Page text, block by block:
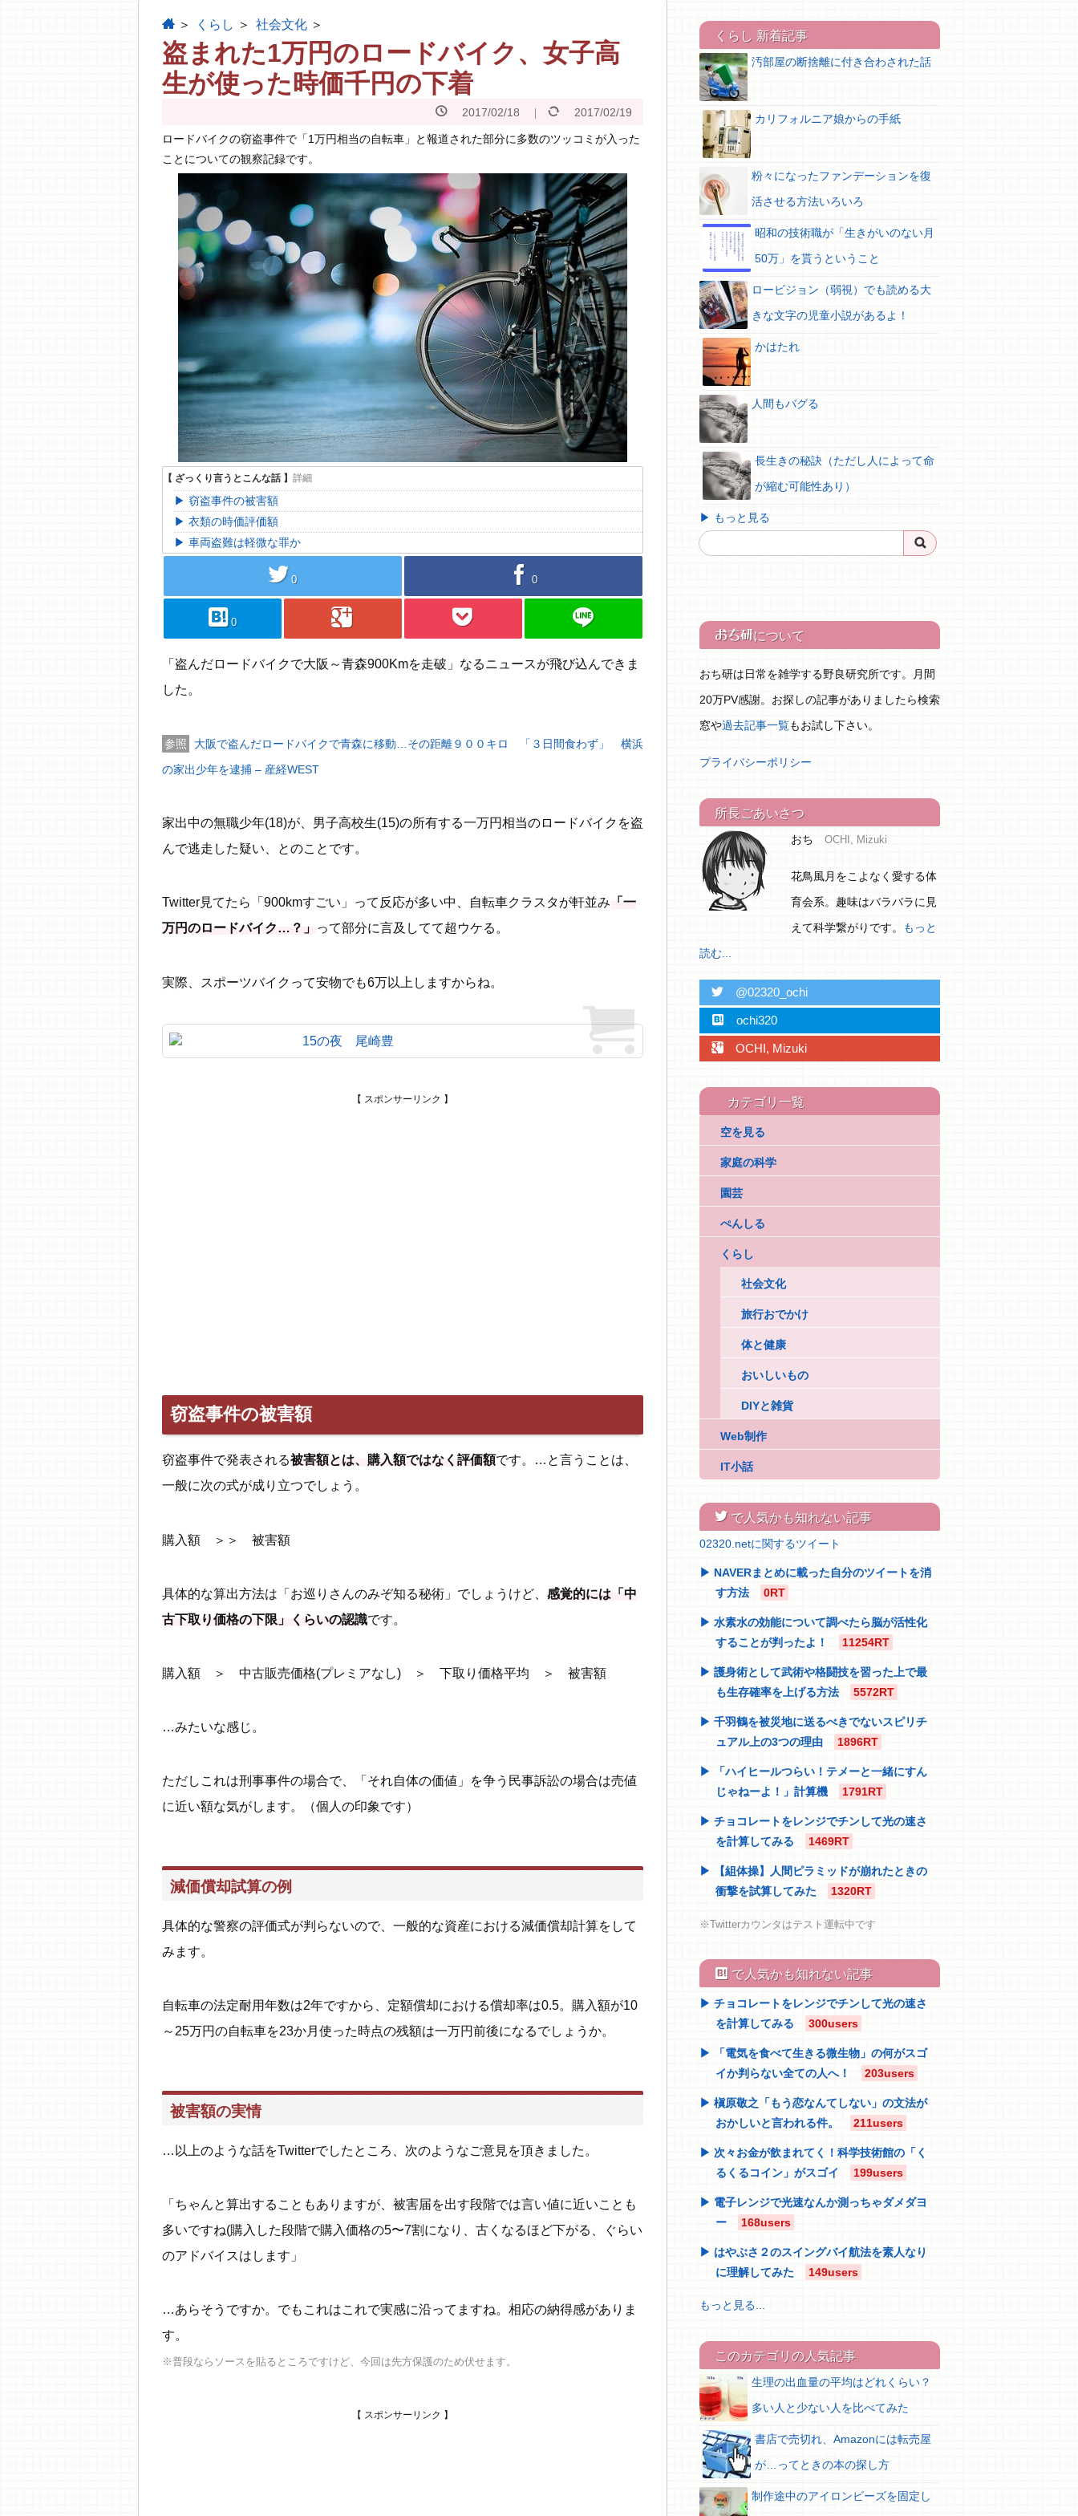
home くらし 社会文化
盗まれた1万円のロードバイク、女子高
生が使った時価千円の下着
2017/02/18 2017/02/19
ロードバイクの窃盗事件で「1万円相当の自転車」と報道された部分に多数のツッコミが入った
ことについての観察記録です。
窃盗事件の被害額
衣類の時価評価額
車両盗難は軽微な罪か
twitter 0 facebook 0
hatebu 0 googleplus pocket line
「盗んだロードバイクで大阪～青森900Kmを走破」なるニュースが飛び込んできま
した。
大阪で盗んだロードバイクで青森に移動…その距離９００キロ 「３日間食わず」 横浜
の家出少年を逮捕 – 産経WEST
家出中の無職少年(18)が、男子高校生(15)の所有する一万円相当のロードバイクを盗
んで逃走した疑い、とのことです。
Twitter見てたら「900kmすごい」って反応が多い中、自転車クラスタが軒並み 「一
万円のロードバイク…？」 って部分に言及してて超ウケる。
実際、スポーツバイクって安物でも6万以上しますからね。
15の夜 尾崎豊
窃盗事件の被害額
窃盗事件で発表される被害額とは、購入額ではなく評価額です。…と言うことは、
一般に次の式が成り立つでしょう。
購入額 ＞＞ 被害額
具体的な算出方法は「お巡りさんのみぞ知る秘術」でしょうけど、 感覚的には「中
古下取り価格の下限」くらいの認識です。
購入額 ＞ 中古販売価格(プレミアなし) ＞ 下取り価格平均 ＞ 被害額
…みたいな感じ。
ただしこれは刑事事件の場合で、「それ自体の価値」を争う民事訴訟の場合は売値
に近い額な気がします。（個人の印象です）
減価償却試算の例
具体的な警察の評価式が判らないので、一般的な資産における減価償却計算をして
みます。
自転車の法定耐用年数は2年ですから、定額償却における償却率は0.5。購入額が10
～25万円の自転車を23か月使った時点の残額は一万円前後になるでしょうか。
被害額の実情
…以上のような話をTwitterでしたところ、次のようなご意見を頂きました。
「ちゃんと算出することもありますが、被害届を出す段階では言い値に近いことも
多いですね(購入した段階で購入価格の5〜7割になり、古くなるほど下がる、ぐらい
のアドバイスはします」
…あらそうですか。でもこれはこれで実感に沿ってますね。相応の納得感がありま
す。
※普段ならソースを貼るところですけど、今回は先方保護のため伏せます。
くらし 新着記事
汚部屋の断捨離に付き合わされた話
カリフォルニア娘からの手紙
粉々になったファンデーションを復
活させる方法いろいろ
昭和の技術職が「生きがいのない月
50万」を貰うということ
ロービジョン（弱視）でも読める大
きな文字の児童小説があるよ！
かはたれ
人間もバグる
長生きの秘訣（ただし人によって命
が縮む可能性あり）
▶ もっと見る
おち研について
おち研は日常を雑学する野良研究所です。月間
20万PV感謝。お探しの記事がありましたら検索
窓や過去記事一覧もお試し下さい。
プライバシーポリシー
所長ごあいさつ
おち OCHI, Mizuki
花鳥風月をこよなく愛する体
育会系。趣味はバラバラに見
えて科学繋がりです。
もっと
読む...
twitter @02320_ochi
hatebu ochi320
googleplus OCHI, Mizuki
カテゴリ一覧
空を見る
家庭の科学
園芸
ぺんしる
くらし
社会文化
旅行おでかけ
体と健康
おいしいもの
DIYと雑貨
Web制作
IT小話
twitterで人気かも知れない記事
02320.netに関するツイート
NAVERまとめに載った自分のツイートを消
す方法
0RT
水素水の効能について調べたら脳が活性化
することが判ったよ！
11254RT
護身術として武術や格闘技を習った上で最
も生存確率を上げる方法
5572RT
千羽鶴を被災地に送るべきでないスピリチ
ュアル上の3つの理由
1896RT
「ハイヒールつらい！テメーと一緒にすん
じゃねーよ！」計算機
1791RT
チョコレートをレンジでチンして光の速さ
を計算してみる
1469RT
【組体操】人間ピラミッドが崩れたときの
衝撃を試算してみた
1320RT
※Twitterカウンタはテスト運転中です
hatebu で人気かも知れない記事
チョコレートをレンジでチンして光の速さ
を計算してみる
300users
「電気を食べて生きる微生物」の何がスゴ
イか判らない全ての人へ！
203users
槇原敬之「もう恋なんてしない」の文法が
おかしいと言われる件。
211users
次々お金が飲まれてく！科学技術館の「く
るくるコイン」がスゴイ
199users
電子レンジで光速なんか測っちゃダメダヨ
ー
168users
はやぶさ２のスイングバイ航法を素人なり
に理解してみた
149users
もっと見る...
このカテゴリの人気記事
生理の出血量の平均はどれくらい？
多い人と少ない人を比べてみた
書店で売切れ、Amazonには転売屋
が…ってときの本の探し方
制作途中のアイロンビーズを固定し